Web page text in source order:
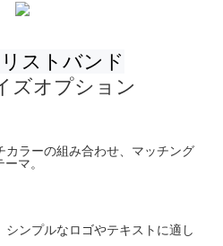
ズオプション
カラーの組み合わせ、マッチング
マ。
ンプルなロゴやテキストに適し